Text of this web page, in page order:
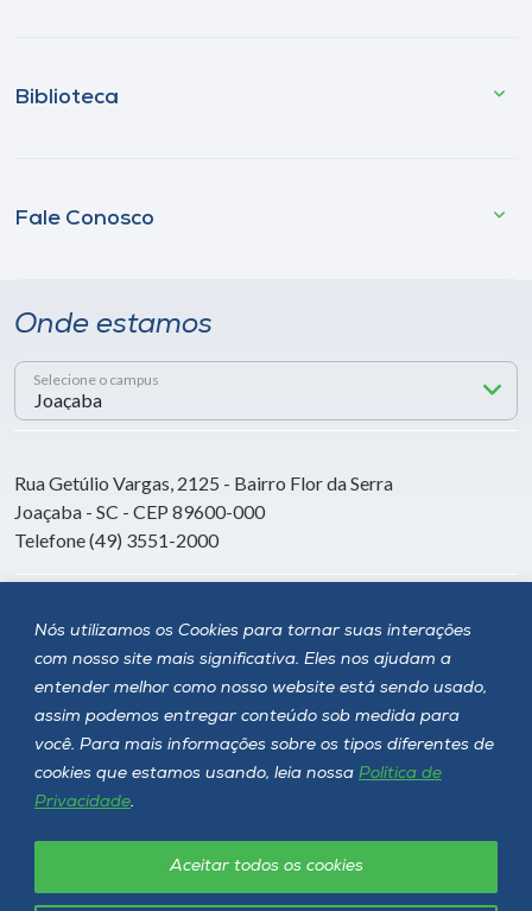
Nós utilizamos os Cookies para tornar suas interações
com nosso site mais significativa. Eles nos ajudam a
entender melhor como nosso website está sendo usado,
assim podemos entregar conteúdo sob medida para
você. Para mais informações sobre os tipos diferentes de
cookies que estamos usando, leia nossa Política de
Privacidade.
Aceitar todos os cookies
Biblioteca
Fale Conosco
Onde estamos
Selecione o campus
Rua Getúlio Vargas, 2125 - Bairro Flor da Serra
Joaçaba - SC - CEP 89600-000
Telefone (49) 3551-2000
Siga a Unoesc
Política de privacidade LGPD